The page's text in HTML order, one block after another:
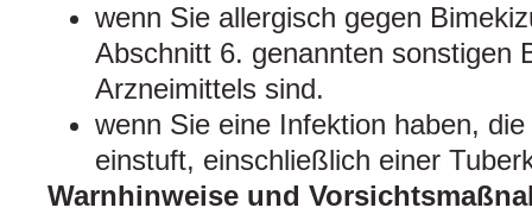
wenn Sie allergisch gegen
Abschnitt 6. genannten sonstigen
Arzneimittels sind.
wenn Sie eine Infektion haben,
einstuft, einschließlich einer
Warnhinweise und